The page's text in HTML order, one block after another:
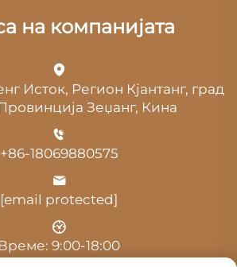
на компанијата
Исток, Регион Кјантанг, град
Зеџанг, Кина
+86-18069880575
[email protected]
Време: 9:00-18:00